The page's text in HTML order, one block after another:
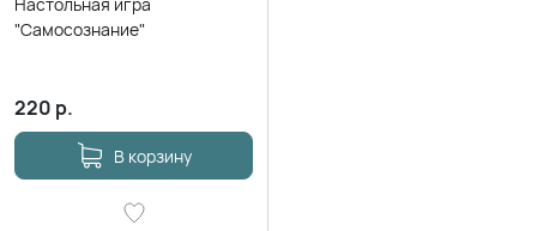
"Самосознание"
220 р.
В корзину